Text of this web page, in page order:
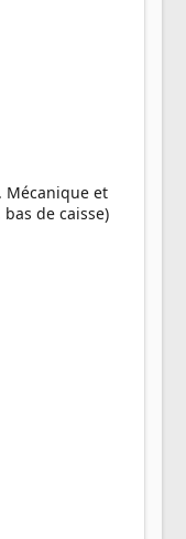
Mécanique et
de caisse)